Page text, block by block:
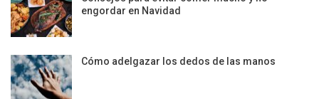
engordar en Navidad
Cómo adelgazar los dedos de las manos